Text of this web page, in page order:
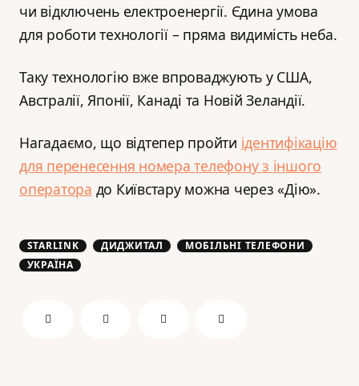
чи відключень електроенергії. Єдина умова
для роботи технології – пряма видимість неба.
Таку технологію вже впроваджують у США,
Австралії, Японії, Канаді та Новій Зеландії.
Нагадаємо, що відтепер пройти ідентифікацію
для перенесення номера телефону з іншого
оператора до Київстару можна через «Дію».
STARLINK ДИДЖИТАЛ
МОБІЛЬНІ ТЕЛЕФОНИ
УКРАЇНА